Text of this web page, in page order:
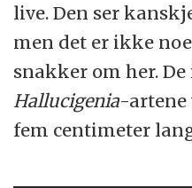
live. Den ser
men det er ikke
snakker om her. De
Hallucigenia-artene
fem centimeter